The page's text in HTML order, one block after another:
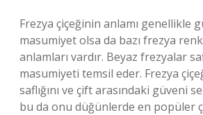
Frezya çiçeğinin anlamı genellikle
masumiyet olsa da bazı frezya
anlamları vardır. Beyaz frezyalar
masumiyeti temsil eder. Frezya
saflığını ve çift arasındaki güveni
bu da onu düğünlerde en popüler